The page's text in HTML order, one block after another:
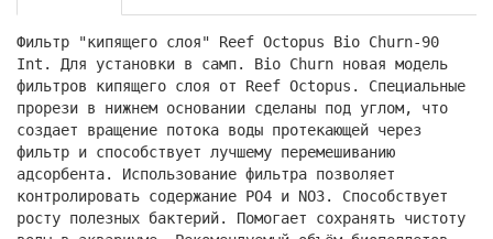
Фильтр "кипящего слоя" Reef Octopus Bio Churn-90
Int. Для установки в самп. Bio Churn новая модель
фильтров кипящего слоя от Reef Octopus. Специальные
прорези в нижнем основании сделаны под углом, что
создает вращение потока воды протекающей через
фильтр и способствует лучшему перемешиванию
адсорбента. Использование фильтра позволяет
контролировать содержание PO4 и NO3. Способствует
росту полезных бактерий. Помогает сохранять чистоту